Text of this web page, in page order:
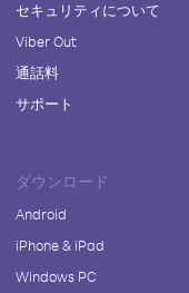
セキュリティについて
Viber Out
通話料
サポート
ダウンロード
Android
iPhone & iPad
Windows PC